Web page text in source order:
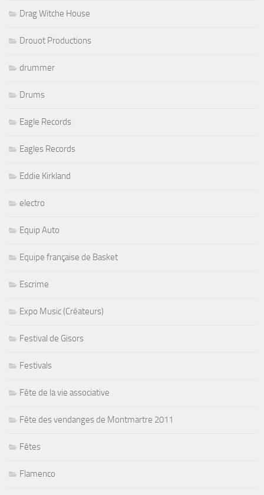
Drag Witche House
Drouot Productions
drummer
Drums
Eagle Records
Eagles Records
Eddie Kirkland
electro
Equip Auto
Equipe française de Basket
Escrime
Expo Music (Créateurs)
Festival de Gisors
Festivals
Fête de la vie associative
Fête des vendanges de Montmartre 2011
Fêtes
Flamenco